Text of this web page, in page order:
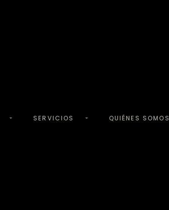
SERVICIOS QUIÉNES SOMOS